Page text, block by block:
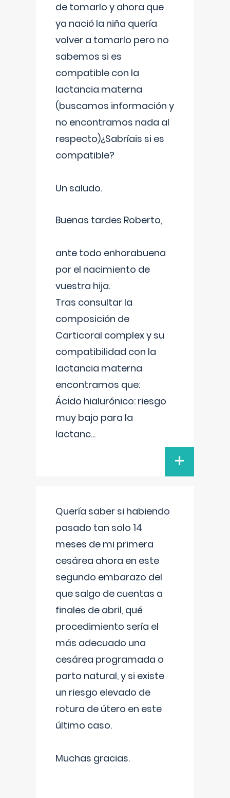
de tomarlo y ahora que
ya nació la niña quería
volver a tomarlo pero no
sabemos si es
compatible con la
lactancia materna
(buscamos información y
no encontramos nada al
respecto)¿Sabríais si es
compatible?
Un saludo.
Buenas tardes Roberto,
ante todo enhorabuena
por el nacimiento de
vuestra hija.
Tras consultar la
composición de
Carticoral complex y su
compatibilidad con la
lactancia materna
encontramos que:
Ácido hialurónico: riesgo
muy bajo para la
lactanc...
+
Quería saber si habiendo
pasado tan solo 14
meses de mi primera
cesárea ahora en este
segundo embarazo del
que salgo de cuentas a
finales de abril, qué
procedimiento sería el
más adecuado una
cesárea programada o
parto natural, y si existe
un riesgo elevado de
rotura de útero en este
último caso.
Muchas gracias.